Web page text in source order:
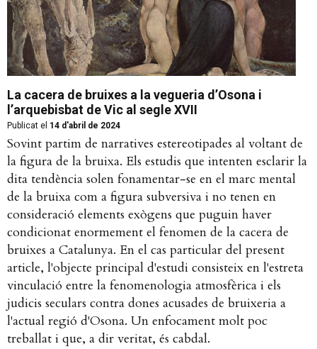
La cacera de bruixes a la vegueria d’Osona i
l’arquebisbat de Vic al segle XVII
Publicat el 14 d'abril de 2024
Sovint partim de narratives estereotipades al voltant de
la figura de la bruixa. Els estudis que intenten esclarir la
dita tendència solen fonamentar-se en el marc mental
de la bruixa com a figura subversiva i no tenen en
consideració elements exògens que puguin haver
condicionat enormement el fenomen de la cacera de
bruixes a Catalunya. En el cas particular del present
article, l'objecte principal d'estudi consisteix en l'estreta
vinculació entre la fenomenologia atmosfèrica i els
judicis seculars contra dones acusades de bruixeria a
l'actual regió d'Osona. Un enfocament molt poc
treballat i que, a dir veritat, és cabdal.